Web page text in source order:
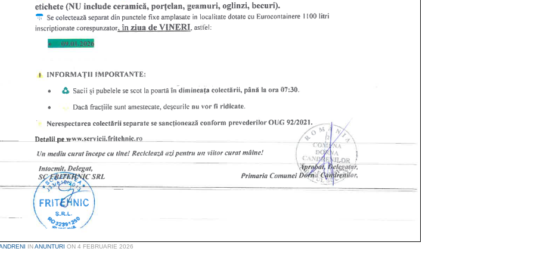
INANUNTURI ON 4 FEBRUARIE 2026